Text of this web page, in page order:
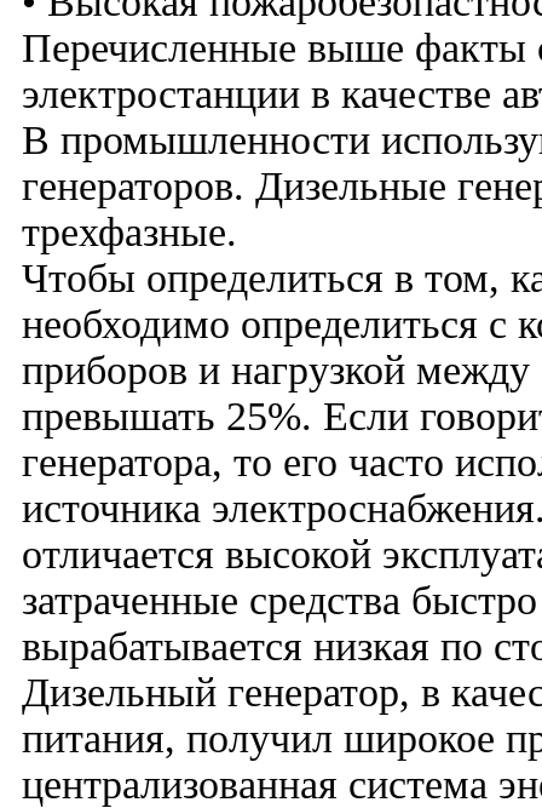
Перечисленные выше факты
электростанции в качестве
В промышленности
генераторов. Дизельные
трехфазные.
Чтобы определиться в том,
необходимо определиться с
приборов и нагрузкой
превышать 25%. Если
генератора, то его часто
источника
отличается высокой
затраченные средства
вырабатывается низкая по
Дизельный генератор, в
питания, получил широкое
централизованная система